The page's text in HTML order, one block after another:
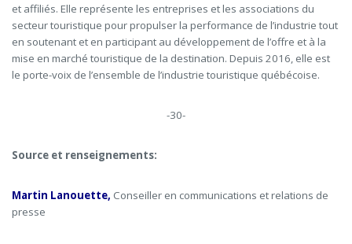
et affiliés. Elle représente les entreprises et les associations du
secteur touristique pour propulser la performance de l’industrie tout
en soutenant et en participant au développement de l’offre et à la
mise en marché touristique de la destination. Depuis 2016, elle est
le porte-voix de l’ensemble de l’industrie touristique québécoise.
-30-
Source et renseignements:
Martin Lanouette, Conseiller en communications et relations de
presse